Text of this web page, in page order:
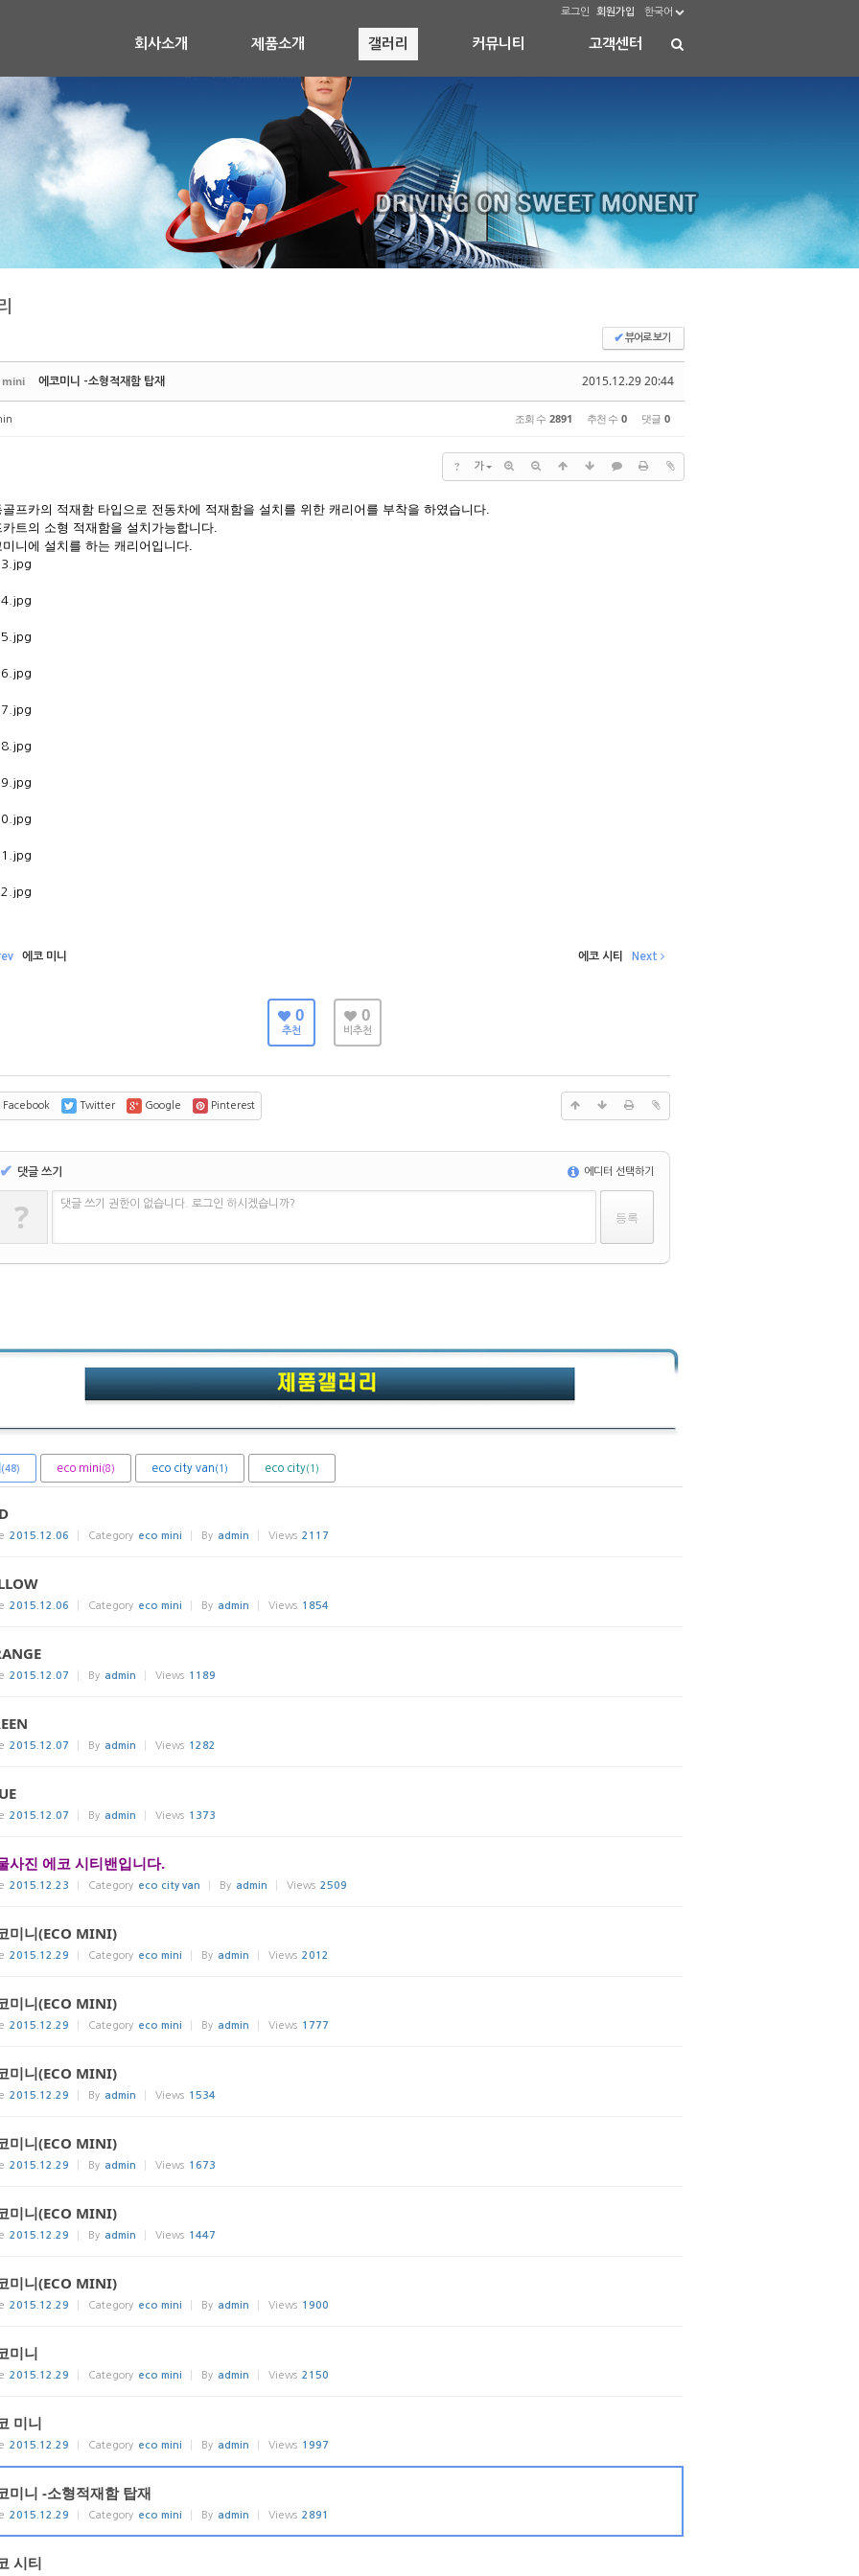
로그인 회원가입 한국어
회사소개 제품소개 갤러리 커뮤니티 고객센터
✔뷰어로 보기
mini 2015.12.29 20:44
에코미니 -소형적재함 탑재
조회 수 2891 추천 수 0 댓글 0
? 가
골프카의 적재함 타입으로 전동차에 적재함을 설치를 위한 캐리어를 부착을 하였습니다.
카트의 소형 적재함을 설치가능합니다.
미니에 설치를 하는 캐리어입니다.
에코 미니 에코 시티 Next
0
추천
0
비추천
Facebook Twitter Google Pinterest
✔ 댓글 쓰기 에디터 선택하기
? 댓글 쓰기 권한이 없습니다. 로그인 하시겠습니까?
(48) eco mini (8) eco city van (1) eco city(1)
2015.12.06 Category eco mini By admin Views 2117
2015.12.06 Category eco mini By admin Views 1854
2015.12.07 By admin Views 1189
2015.12.07 By admin Views 1282
2015.12.07 By admin Views 1373
사진 에코 시티밴입니다.
2015.12.23 Category eco city van By admin Views 2509
미니(ECO MINI)
2015.12.29 Category eco mini By admin Views 2012
미니(ECO MINI)
2015.12.29 Category eco mini By admin Views 1777
미니(ECO MINI)
2015.12.29 By admin Views 1534
미니(ECO MINI)
2015.12.29 By admin Views 1673
미니(ECO MINI)
2015.12.29 By admin Views 1447
미니(ECO MINI)
2015.12.29 Category eco mini By admin Views 1900
미니
2015.12.29 Category eco mini By admin Views 2150
미니
2015.12.29 Category eco mini By admin Views 1997
미니 -소형적재함 탑재
2015.12.29 Category eco mini By admin Views 2891
시티